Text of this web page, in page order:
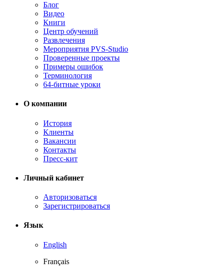
Блог
Видео
Книги
Центр обучений
Развлечения
Мероприятия PVS-Studio
Проверенные проекты
Примеры ошибок
Терминология
64-битные уроки
О компании
История
Клиенты
Вакансии
Контакты
Пресс-кит
Личный кабинет
Авторизоваться
Зарегистрироваться
Язык
English
Français